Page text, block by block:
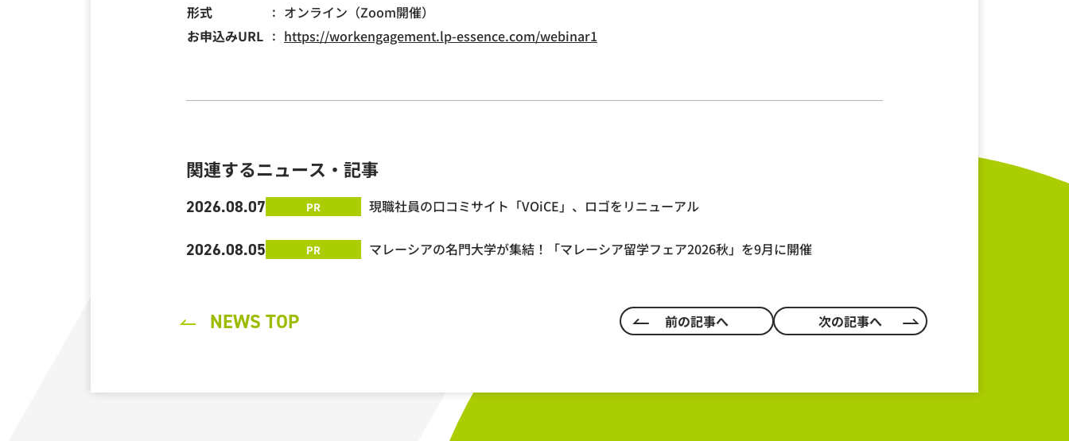
形式
オンライン（Zoom開催）
お申込みURL
https://workengagement.lp-essence.com/webinar1
関連するニュース・記事
2026.08.07 PR 現職社員の口コミサイト「VOiCE」、ロゴをリニューアル
2026.08.05 PR マレーシアの名門大学が集結！「マレーシア留学フェア2026秋」を9月に開催
NEWS TOP 前の記事へ 次の記事へ